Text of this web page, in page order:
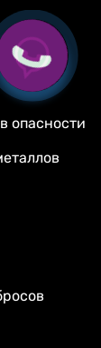
опасности